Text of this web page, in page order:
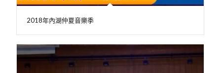
2018年內湖仲夏音樂季